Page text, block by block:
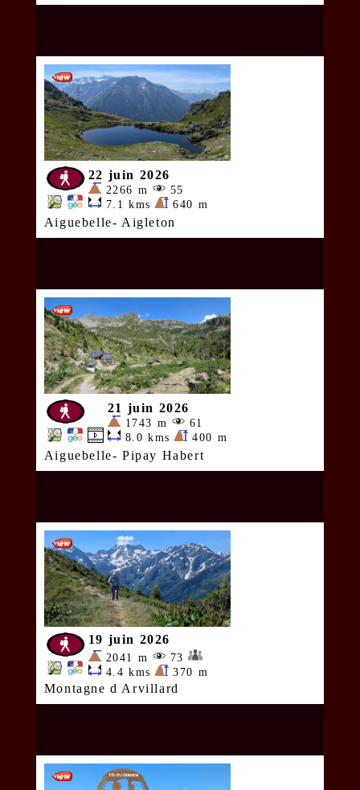
22 juin 2026
2266 m
55
7.1 kms
640 m
Aiguebelle- Aigleton
21 juin 2026
1743 m
61
8.0 kms
400 m
Aiguebelle- Pipay Habert
19 juin 2026
2041 m
73
4.4 kms
370 m
Montagne d Arvillard